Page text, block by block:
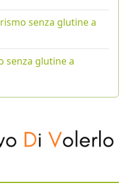
senza glutine a
senza glutine a